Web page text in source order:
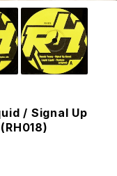
/ Signal Up